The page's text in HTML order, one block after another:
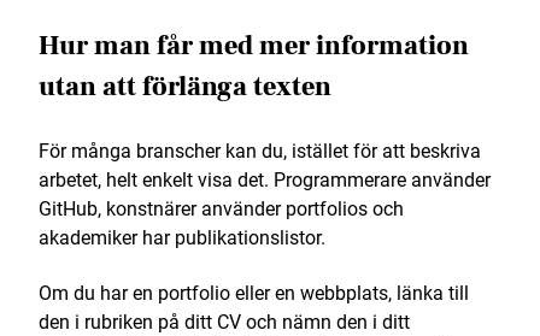
Hur man får med mer information
utan att förlänga texten
För många branscher kan du, istället för att beskriva
arbetet, helt enkelt visa det. Programmerare använder
GitHub, konstnärer använder portfolios och
akademiker har publikationslistor.
Om du har en portfolio eller en webbplats, länka till
den i rubriken på ditt CV och nämn den i ditt